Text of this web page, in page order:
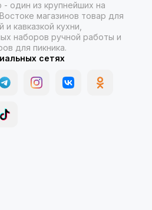
- один из крупнейших на
магазинов товар для
и кавказкой кухни,
наборов ручной работы и
для пикника.
сетях